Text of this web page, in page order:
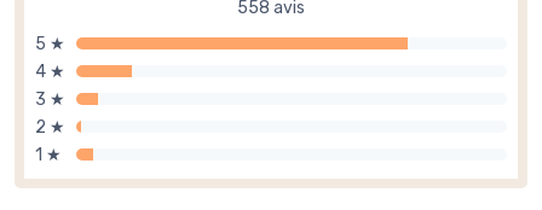
558 avis
5 ★
4 ★
3 ★
2 ★
1 ★